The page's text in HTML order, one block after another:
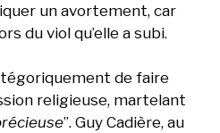
un avortement, car
du viol qu’elle a subi.
de faire
religieuse, martelant
”. Guy Cadière, au